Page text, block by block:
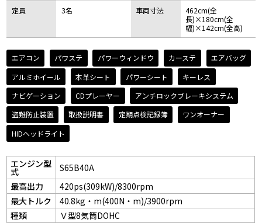
定員
3名 車両寸法
462cm(全
長)×180cm(全
幅)×142cm(全高)
エアコン パワステ パワーウィンドウ カーステ
エアバッグ
アルミホイール
本革シート パワーシート
キーレス
ナビゲーション
CDプレーヤー
アンチロックブレーキシステム
盗難防止装置
取扱説明書 定期点検記録簿
ワンオーナー
HIDヘッドライト
エンジン型
式
S65B40A
最高出力
420ps(309kW)/8300rpm
最大トルク
40.8kg・m(400N・m)/3900rpm
種類
Ｖ型8気筒DOHC